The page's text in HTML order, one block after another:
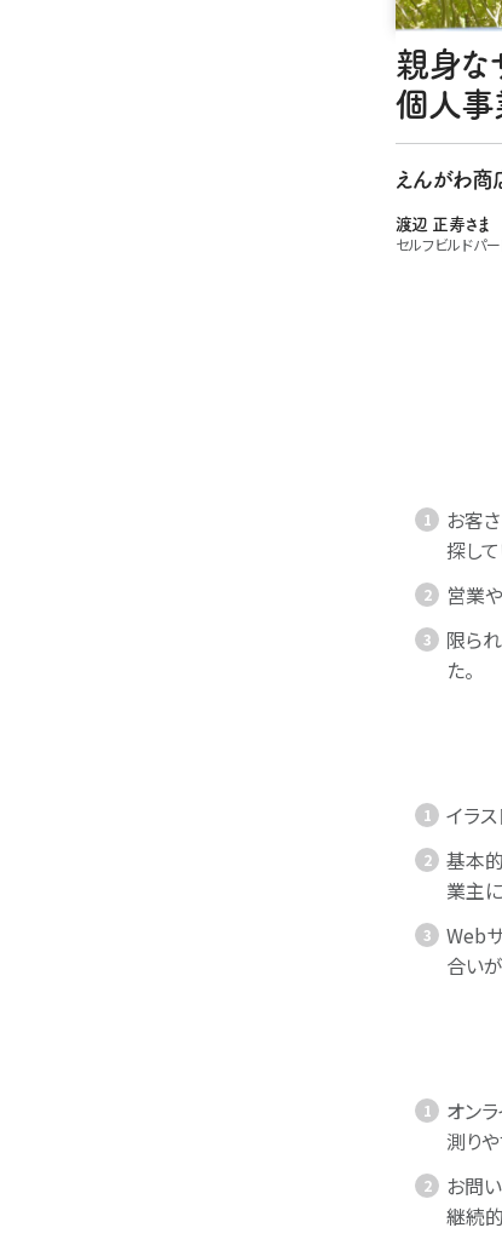
親身な
個人事
えんがわ商
渡辺 正寿さま
セルフビルドパ
お客
探して
営業
限ら
た。
イラ
基本
業主
Web
合い
オン
測りや
お問
継続